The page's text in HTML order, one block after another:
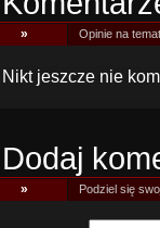
» Opinie na
Nikt jeszcze nie
Dodaj
» Podziel się